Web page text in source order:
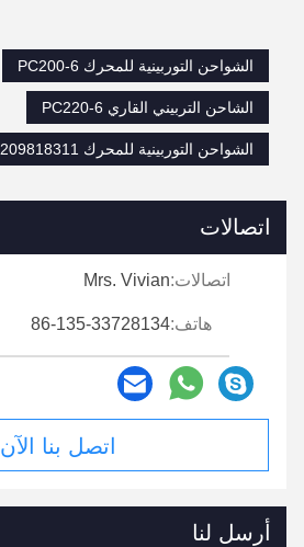
الشواحن التوربينية للمحرك PC200-6
الشاحن التربيني القاري PC220-6
الشواحن التوربينية للمحرك 6209818311
اتصالات
اتصالات:Mrs. Vivian
هاتف:86-135-33728134
اتصل بنا الآن
أرسل لنا